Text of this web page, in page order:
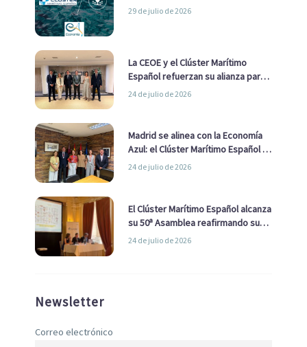
29 de julio de 2026
La CEOE y el Clúster Marítimo
Español refuerzan su alianza para
impulsar una estrategia Nacional
24 de julio de 2026
Madrid se alinea con la Economía
Azul: el Clúster Marítimo Español y
la Real Liga Naval avanzan alianzas
24 de julio de 2026
El Clúster Marítimo Español alcanza
su 50ª Asamblea reafirmando su
liderazgo en la Economía Azul
24 de julio de 2026
Newsletter
Correo electrónico